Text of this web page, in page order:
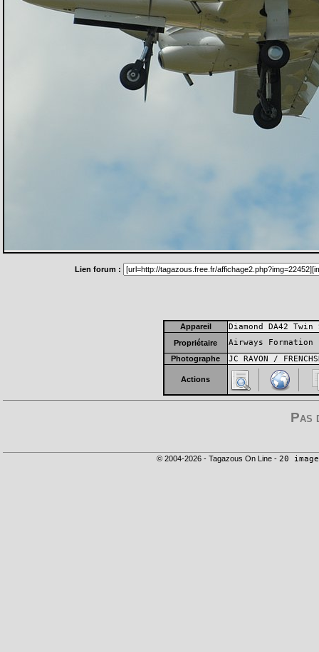
Lien forum :
Appareil Diamond DA42
Propriétaire Airways Formation
Photographe JC RAVON /
Actions
Pas
© 2004-2026 - Tagazous On Line - 20